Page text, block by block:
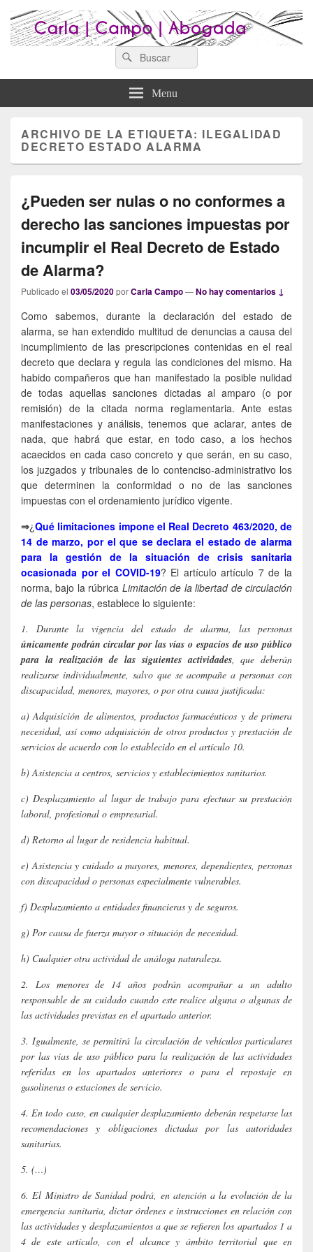
Abogados Lugo : Carla Campo
Abogada
Search
for:
Menu
ARCHIVO DE LA ETIQUETA: ILEGALIDAD
DECRETO ESTADO ALARMA
¿Pueden ser nulas o no conformes a
derecho las sanciones impuestas por
incumplir el Real Decreto de Estado
de Alarma?
Publicado el 03/05/2020porCarla Campo—No hay comentarios ↓
Como sabemos, durante la declaración del estado de
alarma, se han extendido multitud de denuncias a causa del
incumplimiento de las prescripciones contenidas en el real
decreto que declara y regula las condiciones del mismo. Ha
habido compañeros que han manifestado la posible nulidad
de todas aquellas sanciones dictadas al amparo (o por
remisión) de la citada norma reglamentaria. Ante estas
manifestaciones y análisis, tenemos que aclarar, antes de
nada, que habrá que estar, en todo caso, a los hechos
acaecidos en cada caso concreto y que serán, en su caso,
los juzgados y tribunales de lo contenciso-administrativo los
que determinen la conformidad o no de las sanciones
impuestas con el ordenamiento jurídico vigente.
⇒¿Qué limitaciones impone el Real Decreto 463/2020, de
14 de marzo, por el que se declara el estado de alarma
para la gestión de la situación de crisis sanitaria
ocasionada por el COVID-19? El artículo artículo 7 de la
norma, bajo la rúbrica Limitación de la libertad de circulación
de las personas, establece lo siguiente:
1. Durante la vigencia del estado de alarma, las personas
únicamente podrán circular por las vías o espacios de uso público
para la realización de las siguientes actividades, que deberán
realizarse individualmente, salvo que se acompañe a personas con
discapacidad, menores, mayores, o por otra causa justificada:
a) Adquisición de alimentos, productos farmacéuticos y de primera
necesidad, así como adquisición de otros productos y prestación de
servicios de acuerdo con lo establecido en el artículo 10.
b) Asistencia a centros, servicios y establecimientos sanitarios.
c) Desplazamiento al lugar de trabajo para efectuar su prestación
laboral, profesional o empresarial.
d) Retorno al lugar de residencia habitual.
e) Asistencia y cuidado a mayores, menores, dependientes, personas
con discapacidad o personas especialmente vulnerables.
f) Desplazamiento a entidades financieras y de seguros.
g) Por causa de fuerza mayor o situación de necesidad.
h) Cualquier otra actividad de análoga naturaleza.
2. Los menores de 14 años podrán acompañar a un adulto
responsable de su cuidado cuando este realice alguna o algunas de
las actividades previstas en el apartado anterior.
3. Igualmente, se permitirá la circulación de vehículos particulares
por las vías de uso público para la realización de las actividades
referidas en los apartados anteriores o para el repostaje en
gasolineras o estaciones de servicio.
4. En todo caso, en cualquier desplazamiento deberán respetarse las
recomendaciones y obligaciones dictadas por las autoridades
sanitarias.
5. (…)
6. El Ministro de Sanidad podrá, en atención a la evolución de la
emergencia sanitaria, dictar órdenes e instrucciones en relación con
las actividades y desplazamientos a que se refieren los apartados 1 a
4 de este artículo, con el alcance y ámbito territorial que en